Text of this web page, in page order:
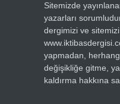
Sitemizde
yazarları
dergimizi ve
yapmadan,
değişikliğe gitme,
kaldırma hakkına